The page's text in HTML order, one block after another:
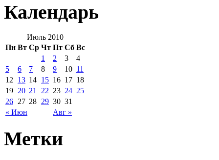
Календарь
Июль 2010
Пн Вт Ср Чт Пт Сб Вс
« Июн Авг »
1 2 3
4
5
6 7 8 9 10 11
12
13 14 15 16 17 18
19 20 21 22 23 24 25
26 27 28 29 30 31
Метки